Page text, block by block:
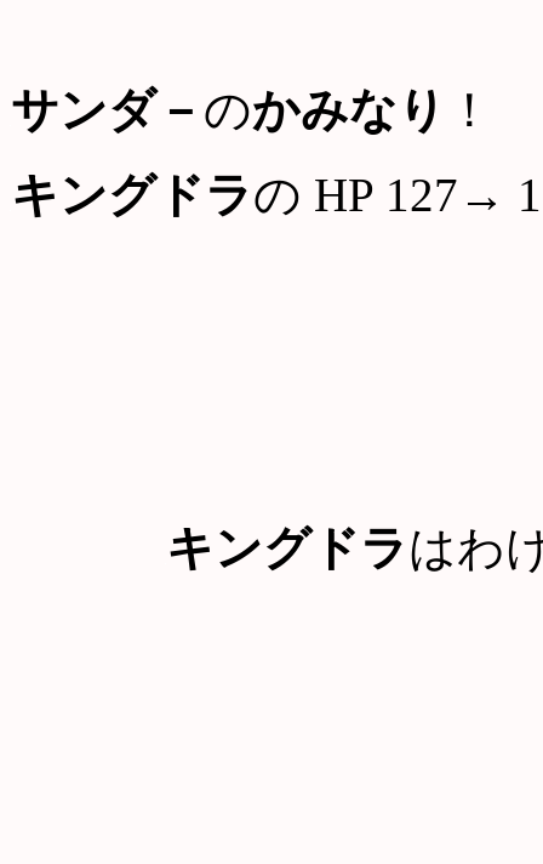
サンダ－ のかみなり
！
キングドラの HP 127→
キングドラはわ